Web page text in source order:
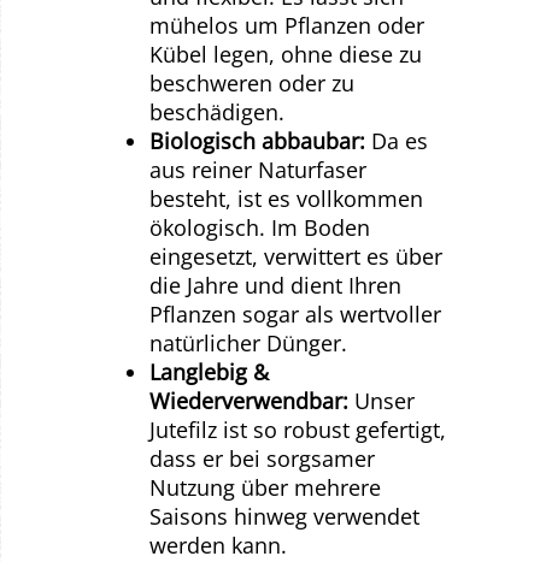
mühelos um Pflanzen oder
Kübel legen, ohne diese zu
beschweren oder zu
beschädigen.
Biologisch abbaubar: Da es
aus reiner Naturfaser
besteht, ist es vollkommen
ökologisch. Im Boden
eingesetzt, verwittert es über
die Jahre und dient Ihren
Pflanzen sogar als wertvoller
natürlicher Dünger.
Langlebig &
Wiederverwendbar: Unser
Jutefilz ist so robust gefertigt,
dass er bei sorgsamer
Nutzung über mehrere
Saisons hinweg verwendet
werden kann.